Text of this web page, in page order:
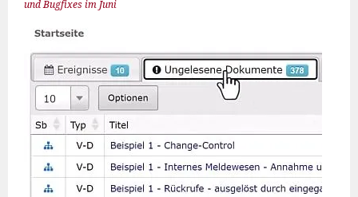
und Bugfixes im Juni